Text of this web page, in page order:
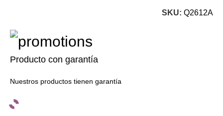
SKU: Q2612A
Producto con garantía
Nuestros productos tienen garantía